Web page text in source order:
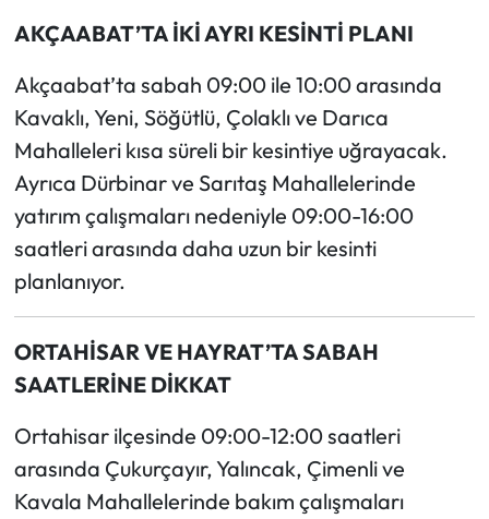
AKÇAABAT’TA İKİ AYRI KESİNTİ PLANI
Akçaabat’ta sabah 09:00 ile 10:00 arasında
Kavaklı, Yeni, Söğütlü, Çolaklı ve Darıca
Mahalleleri kısa süreli bir kesintiye uğrayacak.
Ayrıca Dürbinar ve Sarıtaş Mahallelerinde
yatırım çalışmaları nedeniyle 09:00-16:00
saatleri arasında daha uzun bir kesinti
planlanıyor.
ORTAHİSAR VE HAYRAT’TA SABAH
SAATLERİNE DİKKAT
Ortahisar ilçesinde 09:00-12:00 saatleri
arasında Çukurçayır, Yalıncak, Çimenli ve
Kavala Mahallelerinde bakım çalışmaları